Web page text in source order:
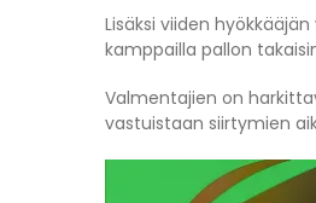
Lisäksi viiden
kamppailla pallon
Valmentajien on
vastuistaan siirtymien